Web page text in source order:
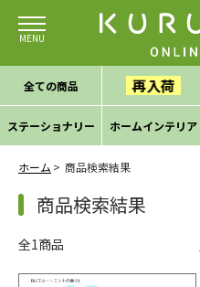
全ての商品 再入荷
ステーショナリー ホームインテリア
ホーム 商品検索結果
商品検索結果
全1商品